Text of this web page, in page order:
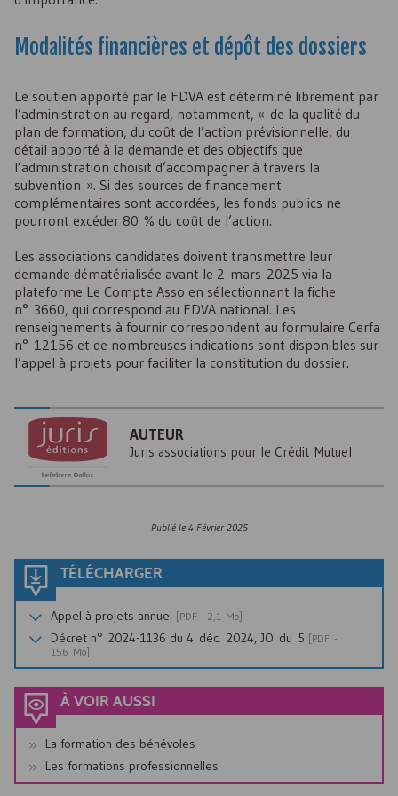
Modalités financières et dépôt des dossiers
Le soutien apporté par le FDVA est déterminé librement par
l’administration au regard, notamment, « de la qualité du
plan de formation, du coût de l’action prévisionnelle, du
détail apporté à la demande et des objectifs que
l’administration choisit d’accompagner à travers la
subvention ». Si des sources de financement
complémentaires sont accordées, les fonds publics ne
pourront excéder 80 % du coût de l’action.
Les associations candidates doivent transmettre leur
demande dématérialisée avant le 2 mars 2025 via la
plateforme Le Compte Asso en sélectionnant la fiche
n° 3660, qui correspond au FDVA national. Les
renseignements à fournir correspondent au formulaire Cerfa
n° 12156 et de nombreuses indications sont disponibles sur
l’appel à projets pour faciliter la constitution du dossier.
AUTEUR
Juris associations pour le Crédit Mutuel
Publié le 4 Février 2025
TÉLÉCHARGER
Appel à projets annuel [PDF - 2,1 Mo]
Décret n° 2024-1136 du 4 déc. 2024, JO du 5 [PDF -
156 Mo]
À VOIR AUSSI
La formation des bénévoles
Les formations professionnelles